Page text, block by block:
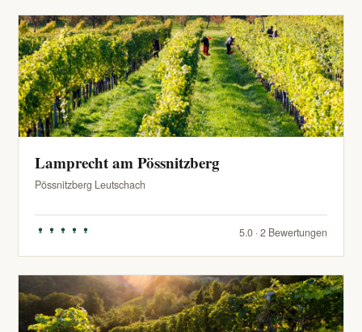
Lamprecht am Pössnitzberg
Pössnitzberg Leutschach
5.0 · 2 Bewertungen